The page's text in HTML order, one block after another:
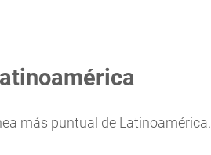
más puntual de Latinoamérica.